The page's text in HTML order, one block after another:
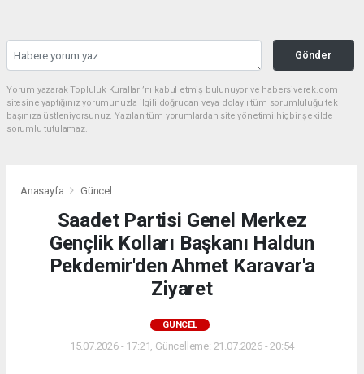
Gönder
Yorum yazarak Topluluk Kuralları’nı kabul etmiş bulunuyor ve habersiverek.com
sitesine yaptığınız yorumunuzla ilgili doğrudan veya dolaylı tüm sorumluluğu tek
başınıza üstleniyorsunuz. Yazılan tüm yorumlardan site yönetimi hiçbir şekilde
sorumlu tutulamaz.
Anasayfa Güncel
Saadet Partisi Genel Merkez
Gençlik Kolları Başkanı Haldun
Pekdemir'den Ahmet Karavar'a
Ziyaret
GÜNCEL
15.07.2026 - 17:21, Güncelleme: 21.07.2026 - 20:54